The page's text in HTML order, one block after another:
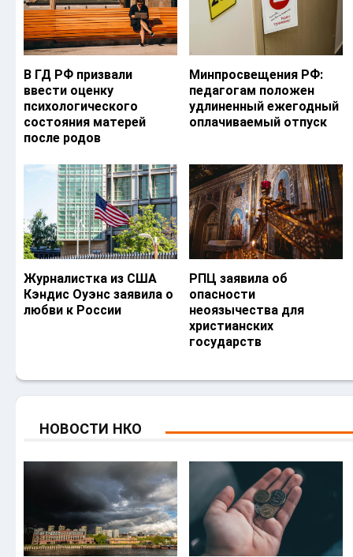
В ГД РФ призвали
ввести оценку
психологического
состояния матерей
после родов
Минпросвещения РФ:
педагогам положен
удлиненный ежегодный
оплачиваемый отпуск
Журналистка из США
Кэндис Оуэнс заявила о
любви к России
РПЦ заявила об
опасности
неоязычества для
христианских
государств
НОВОСТИ НКО